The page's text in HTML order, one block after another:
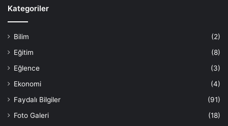
Kategoriler
Bilim
(2)
Eğitim
(8)
Eğlence
(3)
Ekonomi
(4)
Faydalı Bilgiler
(91)
Foto Galeri
(18)